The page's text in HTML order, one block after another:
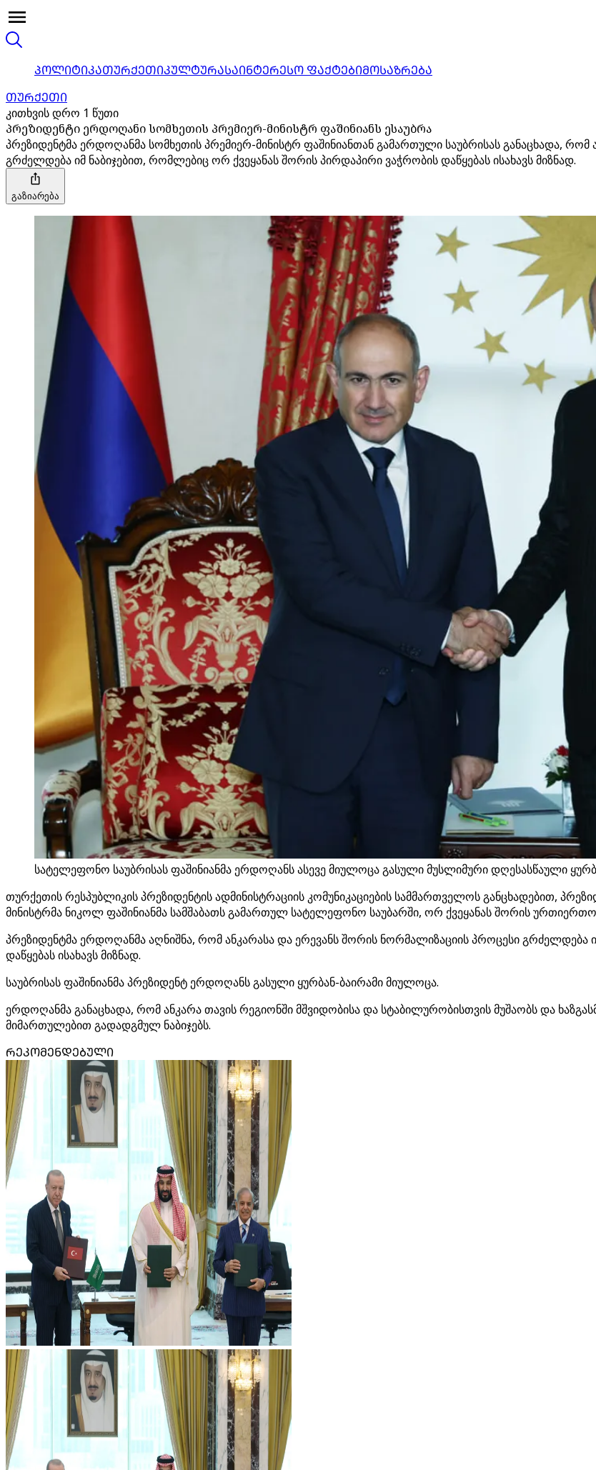
ᲞᲝᲚᲘᲢᲘᲙᲐᲗᲣᲠᲥᲔᲗᲘᲙᲣᲚᲢᲣᲠᲐᲡᲐᲘᲜᲢᲔᲠᲔᲡᲝ ᲤᲐᲥᲢᲔᲑᲘᲛᲝᲡᲐᲖᲠᲔᲑᲐ
ᲗᲣᲠᲥᲔᲗᲘ
კითხვის დრო 1 წუთი
პრეზიდენტი ერდოღანი სომხეთის პრემიერ-მინისტრ ფაშინიანს ესაუბრა
პრეზიდენტმა ერდოღანმა სომხეთის პრემიერ-მინისტრ ფაშინიანთან გამართული საუბრისას განაცხადა, რომ
გრძელდება იმ ნაბიჯებით, რომლებიც ორ ქვეყანას შორის პირდაპირი ვაჭრობის დაწყებას ისახავს მიზნად.
გაზიარება
სატელეფონო საუბრისას ფაშინიანმა ერდოღანს ასევე მიულოცა გასული მუსლიმური დღესასწაული
თურქეთის რესპუბლიკის პრეზიდენტის ადმინისტრაციის კომუნიკაციების სამმართველოს განცხადებით,
მინისტრმა ნიკოლ ფაშინიანმა სამშაბათს გამართულ სატელეფონო საუბარში, ორ ქვეყანას შორის
პრეზიდენტმა ერდოღანმა აღნიშნა, რომ ანკარასა და ერევანს შორის ნორმალიზაციის პროცესი გრძელდება
დაწყებას ისახავს მიზნად.
საუბრისას ფაშინიანმა პრეზიდენტ ერდოღანს გასული ყურბან-ბაირამი მიულოცა.
ერდოღანმა განაცხადა, რომ ანკარა თავის რეგიონში მშვიდობისა და სტაბილურობისთვის მუშაობს და
მიმართულებით გადადგმულ ნაბიჯებს.
ᲠᲔᲙᲝᲛᲔᲜᲓᲔᲑᲣᲚᲘ